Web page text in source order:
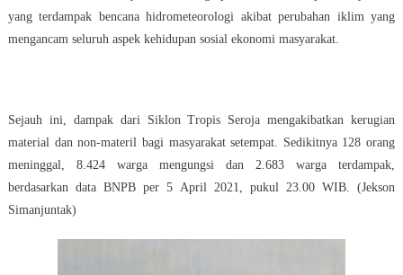
yang terdampak bencana hidrometeorologi akibat perubahan iklim yang
mengancam seluruh aspek kehidupan sosial ekonomi masyarakat.
Sejauh ini, dampak dari Siklon Tropis Seroja mengakibatkan kerugian
material dan non-materil bagi masyarakat setempat. Sedikitnya 128 orang
meninggal, 8.424 warga mengungsi dan 2.683 warga terdampak,
berdasarkan data BNPB per 5 April 2021, pukul 23.00 WIB. (Jekson
Simanjuntak)